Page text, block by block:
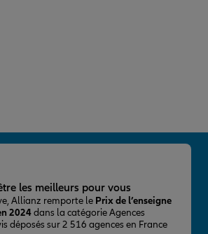
les meilleurs pour vous
Allianz remporte le Prix de l’enseigne
2024dans la catégorie Agences
déposés sur 2 516 agences en France